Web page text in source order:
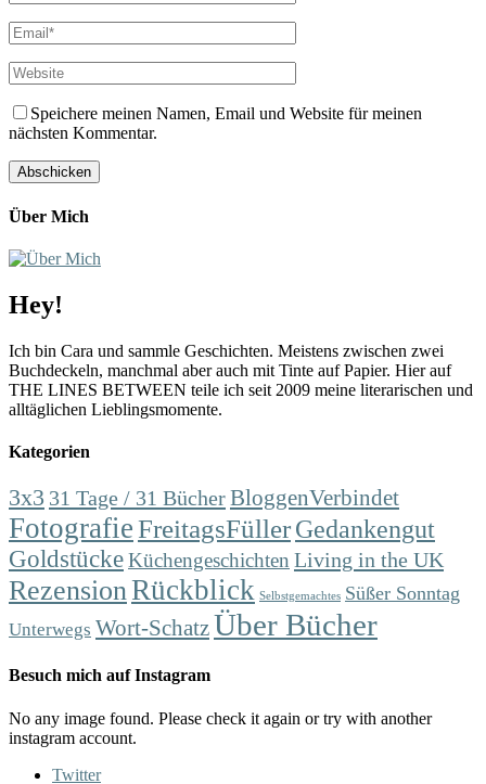
Speichere meinen Namen, Email und Website für meinen
nächsten Kommentar.
Über Mich
Hey!
Ich bin Cara und sammle Geschichten. Meistens zwischen zwei
Buchdeckeln, manchmal aber auch mit Tinte auf Papier. Hier auf
THE LINES BETWEEN teile ich seit 2009 meine literarischen und
alltäglichen Lieblingsmomente.
Kategorien
3x3 31 Tage / 31 BücherBloggenVerbindet
FotografieFreitagsFüllerGedankengut
GoldstückeKüchengeschichten Living in the UK
RezensionRückblick Selbstgemachtes Süßer Sonntag
Unterwegs Wort-SchatzÜber Bücher
Besuch mich auf Instagram
No any image found. Please check it again or try with another
instagram account.
Twitter